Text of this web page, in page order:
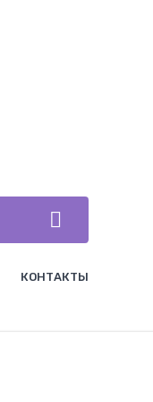
КОНТАКТЫ